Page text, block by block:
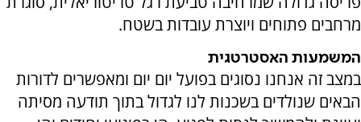
מרחבים פתוחים ויוצרת עובדות בשטח.
המשמעות האסטרטגית
במצב זה אנחנו נסוגים בפועל יום יום ומאפשרים לדורות
הבאים שנולדים בשכנות לנו לגדול בתוך תודעה מסיתה